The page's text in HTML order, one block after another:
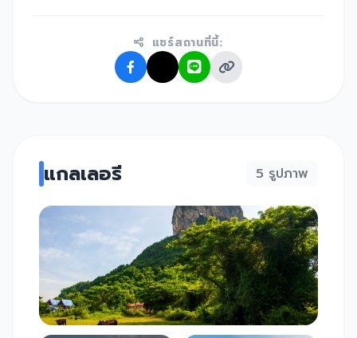
แชร์สถานที่นี้:
แกลเลอรี 5 รูปภาพ